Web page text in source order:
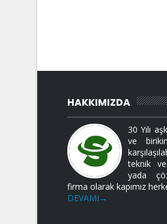
HAKKIMIZDA
30 Yılı
ve
teknik
yada
firma olarak kapımız
DEVAMI→